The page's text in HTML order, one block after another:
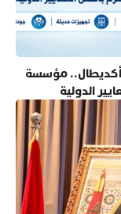
أكديطال.. مؤسسة
الدولية